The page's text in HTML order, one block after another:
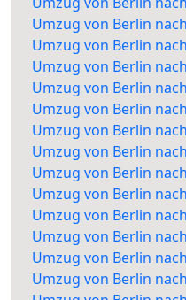
Umzug von Berlin
Umzug von Berlin
Umzug von Berlin
Umzug von Berlin
Umzug von Berlin
Umzug von Berlin
Umzug von Berlin
Umzug von Berlin
Umzug von Berlin
Umzug von Berlin
Umzug von Berlin
Umzug von Berlin
Umzug von Berlin